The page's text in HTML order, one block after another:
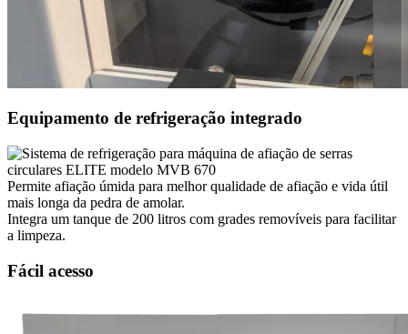
Equipamento de refrigeração integrado
Permite afiação úmida para melhor qualidade de afiação e vida útil
mais longa da pedra de amolar.
Integra um tanque de 200 litros com grades removíveis para facilitar
a limpeza.
Fácil acesso